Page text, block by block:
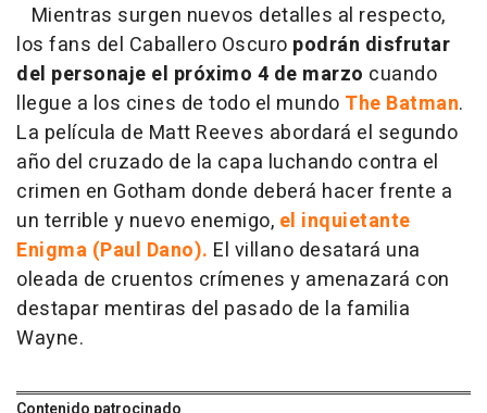
Mientras surgen nuevos detalles al respecto,
los fans del Caballero Oscuro podrán disfrutar
del personaje el próximo 4 de marzo cuando
llegue a los cines de todo el mundo The Batman.
La película de Matt Reeves abordará el segundo
año del cruzado de la capa luchando contra el
crimen en Gotham donde deberá hacer frente a
un terrible y nuevo enemigo, el inquietante
Enigma (Paul Dano). El villano desatará una
oleada de cruentos crímenes y amenazará con
destapar mentiras del pasado de la familia
Wayne.